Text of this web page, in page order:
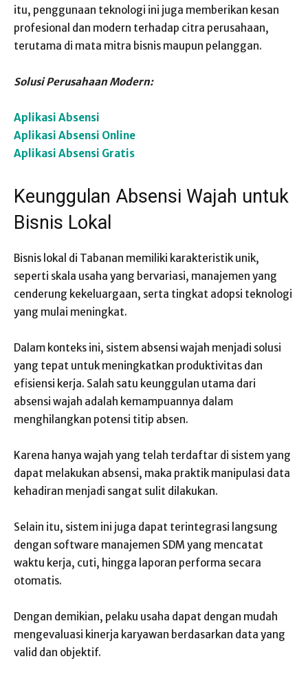
itu, penggunaan teknologi ini juga memberikan kesan
profesional dan modern terhadap citra perusahaan,
terutama di mata mitra bisnis maupun pelanggan.
Solusi Perusahaan Modern:
Aplikasi Absensi
Aplikasi Absensi Online
Aplikasi Absensi Gratis
Keunggulan Absensi Wajah untuk
Bisnis Lokal
Bisnis lokal di Tabanan memiliki karakteristik unik,
seperti skala usaha yang bervariasi, manajemen yang
cenderung kekeluargaan, serta tingkat adopsi teknologi
yang mulai meningkat.
Dalam konteks ini, sistem absensi wajah menjadi solusi
yang tepat untuk meningkatkan produktivitas dan
efisiensi kerja. Salah satu keunggulan utama dari
absensi wajah adalah kemampuannya dalam
menghilangkan potensi titip absen.
Karena hanya wajah yang telah terdaftar di sistem yang
dapat melakukan absensi, maka praktik manipulasi data
kehadiran menjadi sangat sulit dilakukan.
Selain itu, sistem ini juga dapat terintegrasi langsung
dengan software manajemen SDM yang mencatat
waktu kerja, cuti, hingga laporan performa secara
otomatis.
Dengan demikian, pelaku usaha dapat dengan mudah
mengevaluasi kinerja karyawan berdasarkan data yang
valid dan objektif.